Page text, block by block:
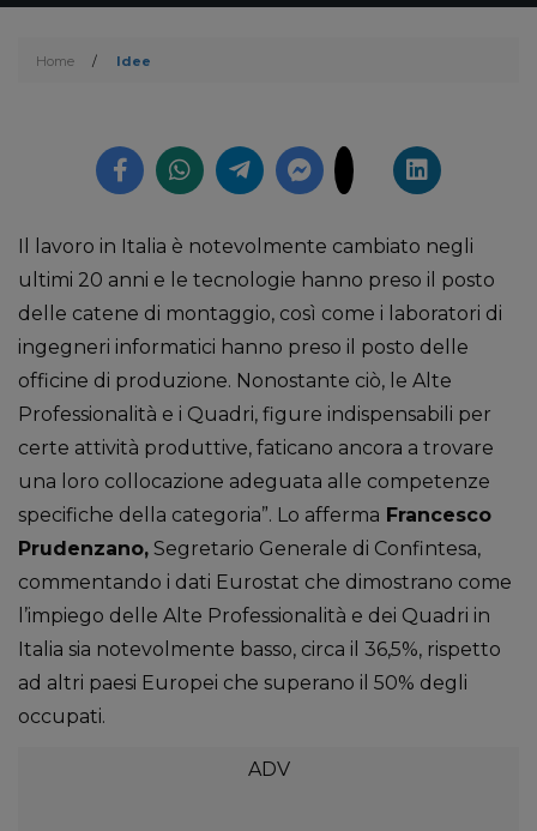
Home / Idee
Il lavoro in Italia è notevolmente cambiato negli
ultimi 20 anni e le tecnologie hanno preso il posto
delle catene di montaggio, così come i laboratori di
ingegneri informatici hanno preso il posto delle
officine di produzione. Nonostante ciò, le Alte
Professionalità e i Quadri, figure indispensabili per
certe attività produttive, faticano ancora a trovare
una loro collocazione adeguata alle competenze
specifiche della categoria”. Lo afferma Francesco
Prudenzano, Segretario Generale di Confintesa,
commentando i dati Eurostat che dimostrano come
l’impiego delle Alte Professionalità e dei Quadri in
Italia sia notevolmente basso, circa il 36,5%, rispetto
ad altri paesi Europei che superano il 50% degli
occupati.